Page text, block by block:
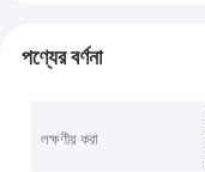
পণ্যের বর্ণনা
লক্ষণীয় করা